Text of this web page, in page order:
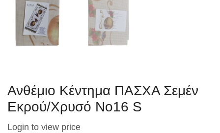
Ανθέμιο Κέντημα ΠΑΣΧΑ Σεμέν
Εκρού/Χρυσό Νo16 S
Login to view price